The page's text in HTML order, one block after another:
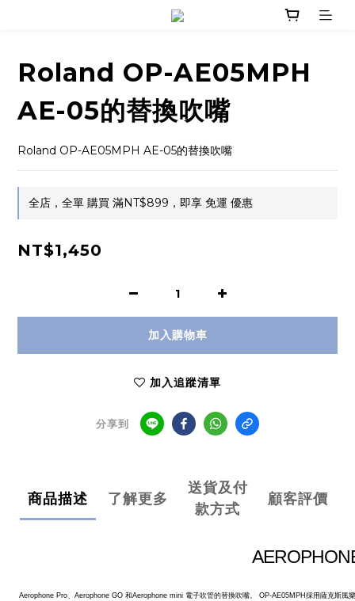
Roland OP-AE05MPH
AE-05的替換吹嘴
Roland OP-AE05MPH AE-05的替換吹嘴
全店，全單 購買 滿NT$899，即享 免運 優惠
NT$1,450
加入購物車
加入追蹤清單
分享到
商品描述 了解更多
送貨及付
款方式
顧客評價
Aerophone Pro、Aerophone GO 和Aerophone mini 電子吹管的替換吹嘴。 OP-AE05MPH採用薩克斯